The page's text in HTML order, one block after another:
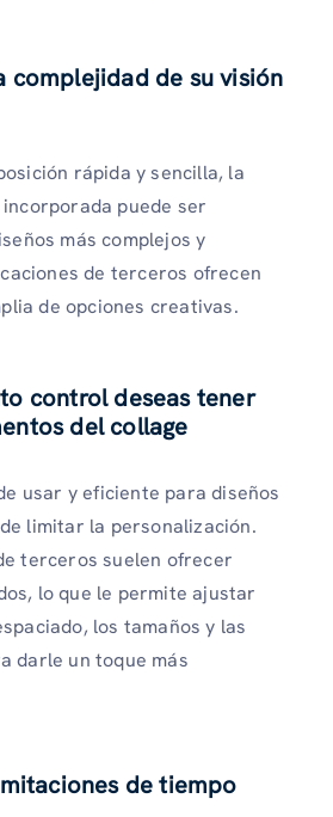
complejidad de su visión
rápida y sencilla, la
puede ser
más complejos y
de terceros ofrecen
de opciones creativas.
control deseas tener
del collage
usar y eficiente para diseños
limitar la personalización.
terceros suelen ofrecer
lo que le permite ajustar
los tamaños y las
darle un toque más
de tiempo